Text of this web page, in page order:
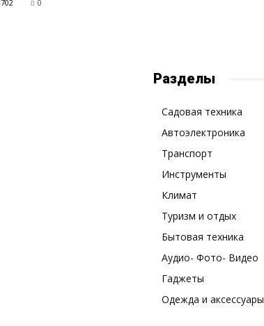
0
Разделы
Садовая техника
Автоэлектроника
Транспорт
Инструменты
Климат
Туризм и отдых
Бытовая техника
Аудио- Фото- Видео
Гаджеты
Одежда и аксессуары